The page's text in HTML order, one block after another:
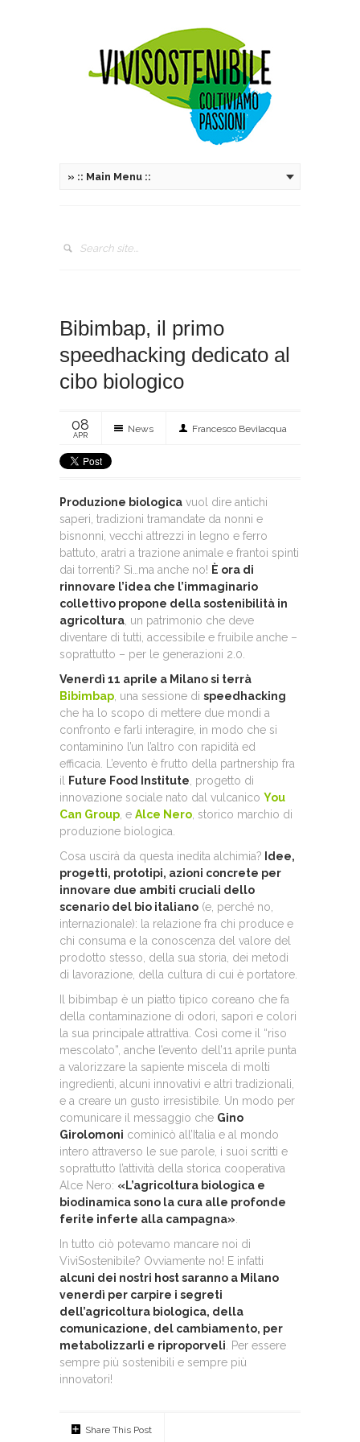
» :: Main Menu ::
Bibimbap, il primo
speedhacking dedicato al
cibo biologico
08
APR
News Francesco Bevilacqua
Produzione biologica vuol dire antichi
saperi, tradizioni tramandate da nonni e
bisnonni, vecchi attrezzi in legno e ferro
battuto, aratri a trazione animale e frantoi spinti
dai torrenti? Sì…ma anche no! È ora di
rinnovare l’idea che l’immaginario
collettivo propone della sostenibilità in
agricoltura, un patrimonio che deve
diventare di tutti, accessibile e fruibile anche –
soprattutto – per le generazioni 2.0.
Venerdì 11 aprile a Milano si terrà
Bibimbap, una sessione di speedhacking
che ha lo scopo di mettere due mondi a
confronto e farli interagire, in modo che si
contaminino l’un l’altro con rapidità ed
efficacia. L’evento è frutto della partnership fra
il Future Food Institute, progetto di
innovazione sociale nato dal vulcanico You
Can Group, e Alce Nero, storico marchio di
produzione biologica.
Cosa uscirà da questa inedita alchimia? Idee,
progetti, prototipi, azioni concrete per
innovare due ambiti cruciali dello
scenario del bio italiano (e, perché no,
internazionale): la relazione fra chi produce e
chi consuma e la conoscenza del valore del
prodotto stesso, della sua storia, dei metodi
di lavorazione, della cultura di cui è portatore.
Il bibimbap è un piatto tipico coreano che fa
della contaminazione di odori, sapori e colori
la sua principale attrattiva. Così come il “riso
mescolato”, anche l’evento dell’11 aprile punta
a valorizzare la sapiente miscela di molti
ingredienti, alcuni innovativi e altri tradizionali,
e a creare un gusto irresistibile. Un modo per
comunicare il messaggio che Gino
Girolomoni cominicò all’Italia e al mondo
intero attraverso le sue parole, i suoi scritti e
soprattutto l’attività della storica cooperativa
Alce Nero: «L’agricoltura biologica e
biodinamica sono la cura alle profonde
ferite inferte alla campagna».
In tutto ciò potevamo mancare noi di
ViviSostenibile? Ovviamente no! E infatti
alcuni dei nostri host saranno a Milano
venerdì per carpire i segreti
dell’agricoltura biologica, della
comunicazione, del cambiamento, per
metabolizzarli e riproporveli. Per essere
sempre più sostenibili e sempre più
innovatori!
Share This Post